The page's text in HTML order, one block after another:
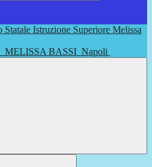
MELISSA BASSI Napoli